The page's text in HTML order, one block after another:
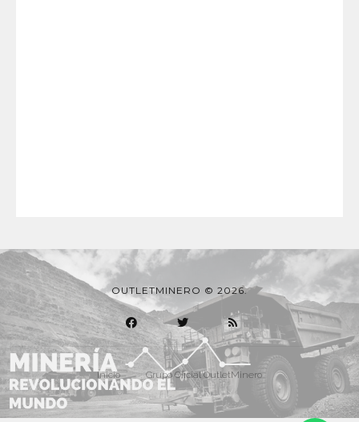
OUTLETMINERO © 2026.
Inicio Grupo Oficial OutletMinero